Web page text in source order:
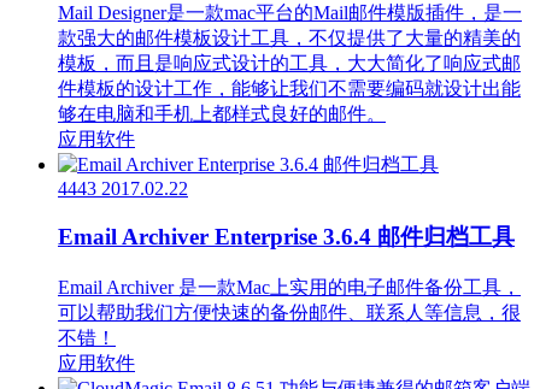
Mail Designer是一款mac平台的Mail邮件模版插件，是一
款强大的邮件模板设计工具，不仅提供了大量的精美的
模板，而且是响应式设计的工具，大大简化了响应式邮
件模板的设计工作，能够让我们不需要编码就设计出能
够在电脑和手机上都样式良好的邮件。
应用软件
4443 2017.02.22
Email Archiver Enterprise 3.6.4 邮件归档工具
Email Archiver 是一款Mac上实用的电子邮件备份工具，
可以帮助我们方便快速的备份邮件、联系人等信息，很
不错！
应用软件